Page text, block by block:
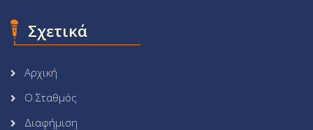
Σχετικά
Αρχική
Ο Σταθμός
Διαφήμιση